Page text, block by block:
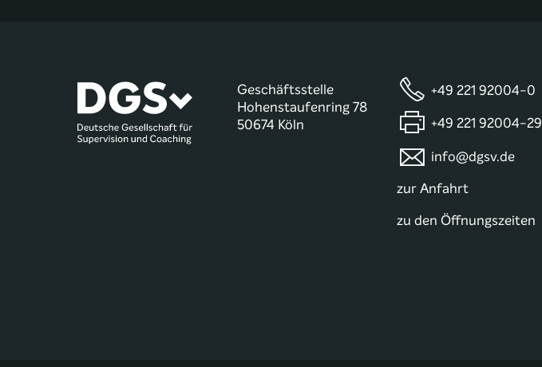
Geschäftsstelle
Hohenstaufenring 78
50674 Köln
+49 221 92004-0
+49 221 92004-29
info@dgsv.de
zur Anfahrt
zu den Öffnungszeiten